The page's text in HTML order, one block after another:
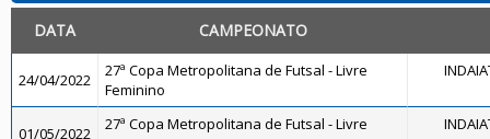
DATA CAMPEONATO
24/04/2022
27ª Copa Metropolitana de Futsal - Livre
Feminino
01/05/2022
27ª Copa Metropolitana de Futsal - Livre